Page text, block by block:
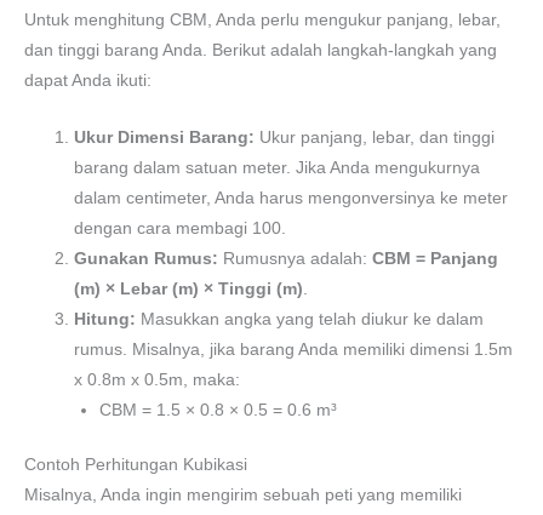
Untuk menghitung CBM, Anda perlu mengukur panjang, lebar,
dan tinggi barang Anda. Berikut adalah langkah-langkah yang
dapat Anda ikuti:
Ukur Dimensi Barang: Ukur panjang, lebar, dan tinggi
barang dalam satuan meter. Jika Anda mengukurnya
dalam centimeter, Anda harus mengonversinya ke meter
dengan cara membagi 100.
Gunakan Rumus: Rumusnya adalah:CBM = Panjang
(m) × Lebar (m) × Tinggi (m)
Hitung: Masukkan angka yang telah diukur ke dalam
rumus. Misalnya, jika barang Anda memiliki dimensi 1.5m
x 0.8m x 0.5m, maka:
CBM = 1.5 × 0.8 × 0.5 = 0.6 m³
Contoh Perhitungan Kubikasi
Misalnya, Anda ingin mengirim sebuah peti yang memiliki